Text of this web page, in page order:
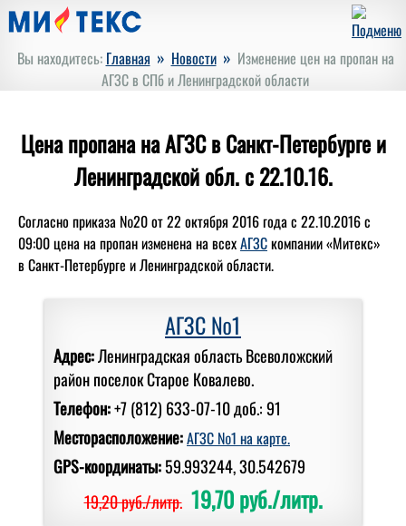
Вы находитесь: Главная » Новости » Изменение цен на пропан на
АГЗС в СПб и Ленинградской области
Цена пропана на АГЗС в Санкт-Петербурге и
Ленинградской обл. с 22.10.16.
Согласно приказа №20 от 22 октября 2016 года с 22.10.2016 с
09:00 цена на пропан изменена на всехАГЗСкомпании «Митекс»
в Санкт-Петербурге и Ленинградской области.
АГЗС №1
Адрес:Ленинградская область Всеволожский
район поселок Старое Ковалево.
Телефон:+7 (812) 633-07-10 доб.: 91
Месторасположение:АГЗС №1 на карте.
GPS-координаты:59.993244, 30.542679
19,20 руб./литр. 19,70 руб./литр.